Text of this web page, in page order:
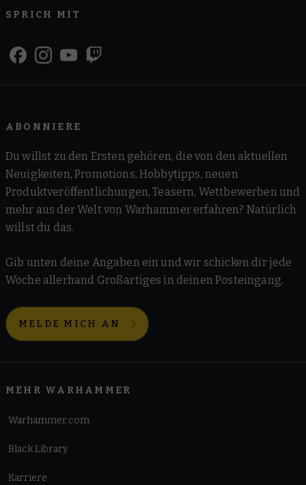
SPRICH MIT
ABONNIERE
Du willst zu den Ersten gehören, die von den aktuellen
Neuigkeiten, Promotions, Hobbytipps, neuen
Produktveröffentlichungen, Teasern, Wettbewerben und
mehr aus der Welt von Warhammer erfahren? Natürlich
willst du das.
Gib unten deine Angaben ein und wir schicken dir jede
Woche allerhand Großartiges in deinen Posteingang.
MELDE MICH AN
MEHR WARHAMMER
Warhammer.com
Black Library
Karriere